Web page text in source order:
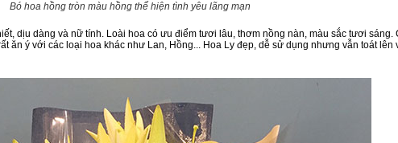
Bó hoa hồng tròn màu hồng thể hiện tình yêu lãng mạn
dịu dàng và nữ tính. Loài hoa có ưu điểm tươi lâu, thơm nồng nàn, màu sắc tươi sáng.
ăn ý với các loại hoa khác như Lan, Hồng... Hoa Ly đẹp, dễ sử dụng nhưng vẫn toát